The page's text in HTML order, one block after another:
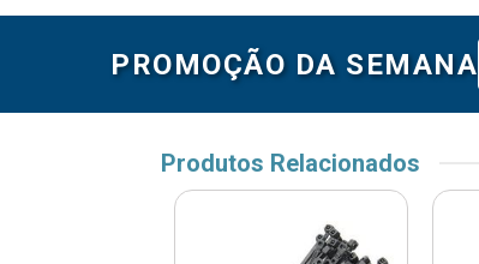
PROMOÇÃO DA SEMANA
Produtos Relacionados